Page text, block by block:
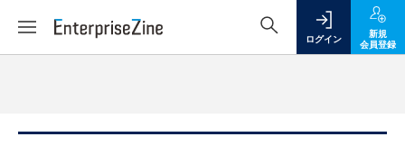
ログイン
新規
会員登録